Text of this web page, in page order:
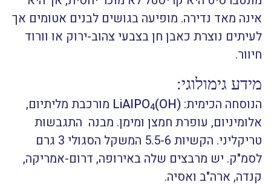
אינה מאד נדירה. מופיעה בגושים לבנים אטומים אך
לעיתים נוצרת כאבן חן בצבעי צהוב-ירוק או וורוד
חיוור.
מידע גימולוגי:
הנוסחה הכימית: LiAlPO4(OH)
מורכבת מליתיום,
אלומיניום, עופרת חמצן ומימן. מבנה התגבשות
טריקליני. הקשיות 5.5-6 המשקל הסגולי 3 גרם
לסמ"ק. יש מרבצים שלה באירופה, דרום-אמריקה,
קנדה, ארה"ב ואסיה.